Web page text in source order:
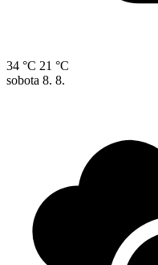
34 °C 21 °C
sobota 8. 8.